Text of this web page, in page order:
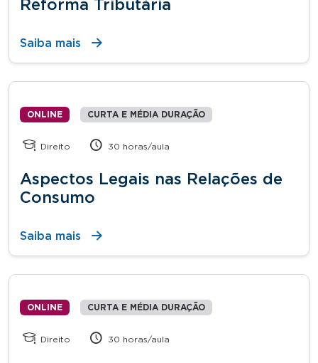
Reforma Tributária
Saiba mais
ONLINE CURTA E MÉDIA DURAÇÃO
Direito 30 horas/aula
Aspectos Legais nas Relações de
Consumo
Saiba mais
ONLINE CURTA E MÉDIA DURAÇÃO
Direito 30 horas/aula